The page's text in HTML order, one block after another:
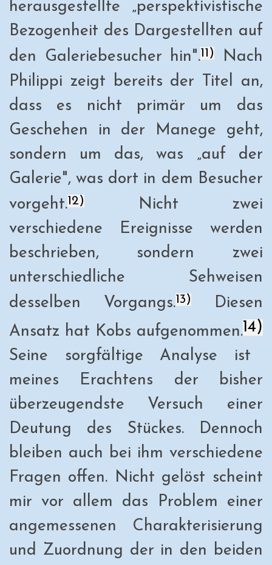
herausgestellte „perspektivistische
Bezogenheit des Dargestellten auf
den Galeriebesucher hin".11)
Nach
Philippi zeigt bereits der Titel an,
dass es nicht primär um das
Geschehen in der Manege geht,
sondern um das, was „auf der
Galerie", was dort in dem Besucher
vorgeht.12)
Nicht zwei
verschiedene Ereignisse werden
beschrieben, sondern zwei
unterschiedliche Sehweisen
desselben Vorgangs.13)Diesen
Ansatz hat Kobs aufgenommen.14)
Seine sorgfältige Analyse ist
meines Erachtens der bisher
überzeugendste Versuch einer
Deutung des Stückes. Dennoch
bleiben auch bei ihm verschiedene
Fragen offen. Nicht gelöst scheint
mir vor allem das Problem einer
angemessenen Charakterisierung
und Zuordnung der in den beiden